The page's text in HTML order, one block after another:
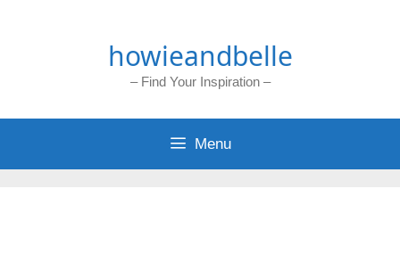
howieandbelle
– Find Your Inspiration –
Menu